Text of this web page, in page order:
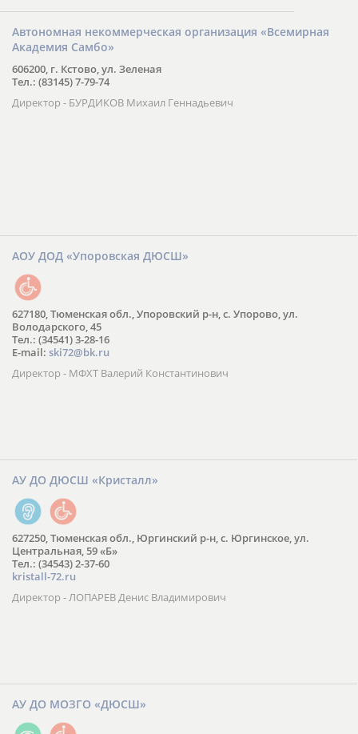
Автономная некоммерческая организация «Всемирная
Академия Самбо»
606200, г. Кстово, ул. Зеленая
Тел.: (83145) 7-79-74
Директор - БУРДИКОВ Михаил Геннадьевич
АОУ ДОД «Упоровская ДЮСШ»
627180, Тюменская обл., Упоровский р-н, с. Упорово, ул.
Володарского, 45
Тел.: (34541) 3-28-16
E-mail: ski72@bk.ru
Директор - МФХТ Валерий Константинович
АУ ДО ДЮСШ «Кристалл»
627250, Тюменская обл., Юргинский р-н, с. Юргинское, ул.
Центральная, 59 «Б»
Тел.: (34543) 2-37-60
kristall-72.ru
Директор - ЛОПАРЕВ Денис Владимирович
АУ ДО МОЗГО «ДЮСШ»